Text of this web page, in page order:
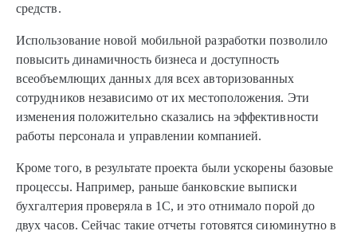
средств.
Использование новой мобильной разработки позволило
повысить динамичность бизнеса и доступность
всеобъемлющих данных для всех авторизованных
сотрудников независимо от их местоположения. Эти
изменения положительно сказались на эффективности
работы персонала и управлении компанией.
Кроме того, в результате проекта были ускорены базовые
процессы. Hапример, раньше банковские выписки
бухгалтерия проверяла в 1С, и это отнимало порой до
двух часов. Сейчас такие отчеты готовятся сиюминутно в